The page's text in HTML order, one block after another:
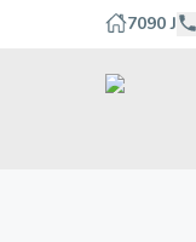
7090 J